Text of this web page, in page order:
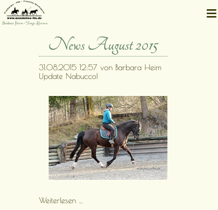
Barbara Heim • Tanja Kernen ≡
News August 2015
31.08.2015 12:57 von Barbara Heim
Update Nabucco!
Weiterlesen …